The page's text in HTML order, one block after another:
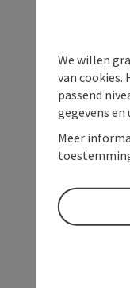
We willen
van cookies.
passend
gegevens
Meer